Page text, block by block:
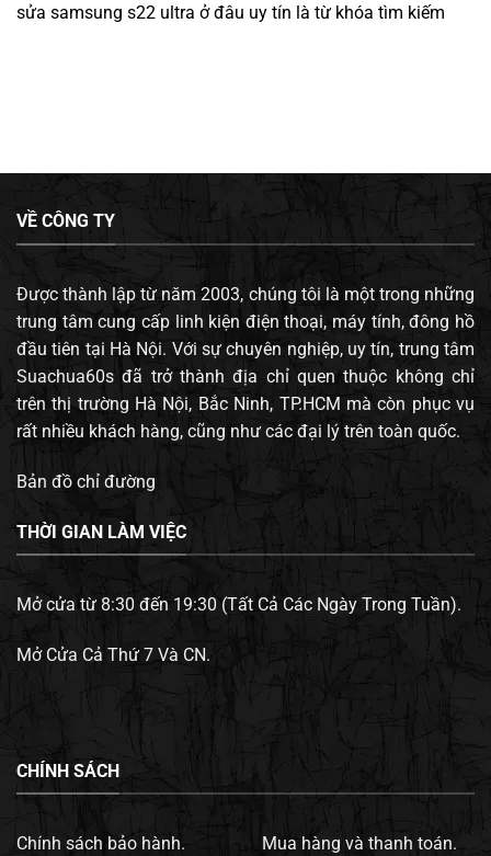
sửa samsung s22 ultra ở đâu uy tín là từ khóa tìm kiếm
VỀ CÔNG TY
Được thành lập từ năm 2003, chúng tôi là một trong những
trung tâm cung cấp linh kiện điện thoại, máy tính, đông hồ
đầu tiên tại Hà Nội. Với sự chuyên nghiệp, uy tín, trung tâm
Suachua60s đã trở thành địa chỉ quen thuộc không chỉ
trên thị trường Hà Nội, Bắc Ninh, TP.HCM mà còn phục vụ
rất nhiều khách hàng, cũng như các đại lý trên toàn quốc.
Bản đồ chỉ đường
THỜI GIAN LÀM VIỆC
Mở cửa từ 8:30 đến 19:30 (Tất Cả Các Ngày Trong Tuần).
Mở Cửa Cả Thứ 7 Và CN.
CHÍNH SÁCH
Chính sách bảo hành. Mua hàng và thanh toán.